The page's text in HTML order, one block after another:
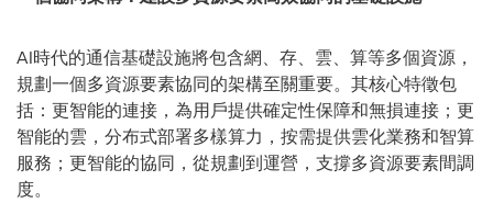
AI時代的通信基礎設施將包含網、存、雲、算等多個資源，
規劃一個多資源要素協同的架構至關重要。其核心特徵包
括：更智能的連接，為用戶提供確定性保障和無損連接；更
智能的雲，分布式部署多樣算力，按需提供雲化業務和智算
服務；更智能的協同，從規劃到運營，支撐多資源要素間調
度。